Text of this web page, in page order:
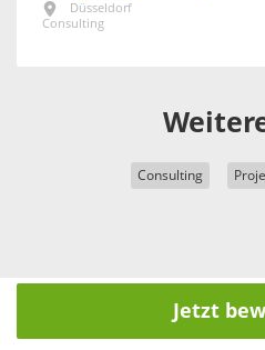
Düsseldorf
Consulting
Consulting
Jetzt